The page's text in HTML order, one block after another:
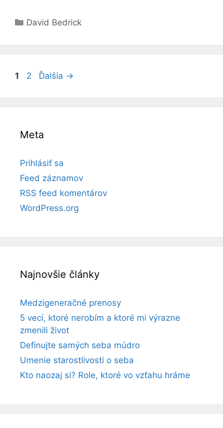
Kategórie
David Bedrick
Stránka
1 Stránka
2 Ďalšia →
Meta
Prihlásiť sa
Feed záznamov
RSS feed komentárov
WordPress.org
Najnovšie články
Medzigeneračné prenosy
5 vecí, ktoré nerobím a ktoré mi výrazne
zmenili život
Definujte samých seba múdro
Umenie starostlivosti o seba
Kto naozaj si? Role, ktoré vo vzťahu hráme